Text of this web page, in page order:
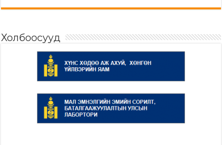
Холбоосууд